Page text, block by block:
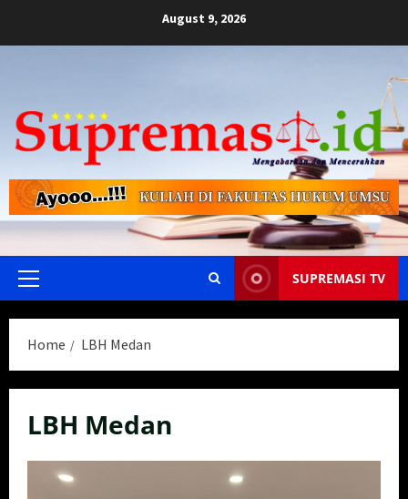
August 9, 2026
Primary
SUPREMASI TV
Home LBH Medan
LBH Medan